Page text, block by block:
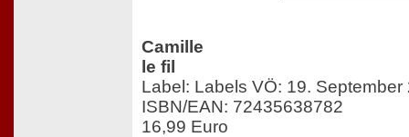
Camille
le fil
Label: Labels VÖ: 19. September
ISBN/EAN: 72435638782
16,99 Euro